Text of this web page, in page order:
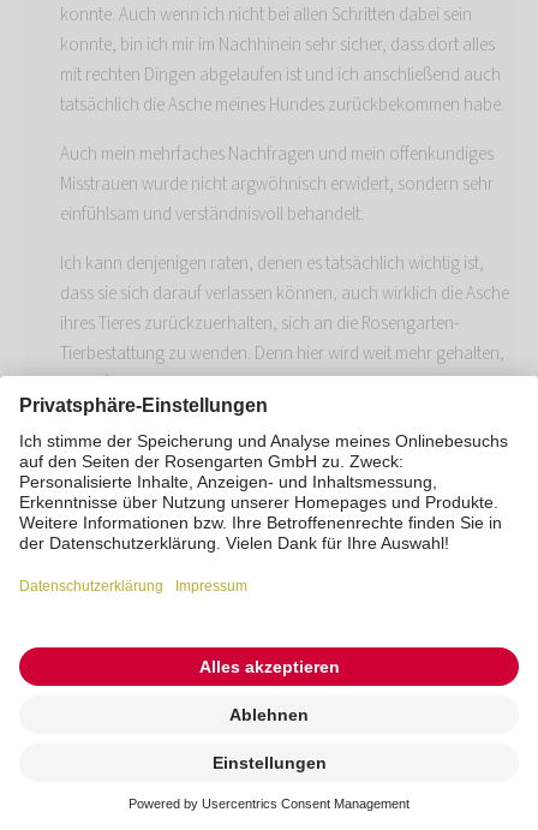
beauftragen
konnte. Auch wenn ich nicht bei allen Schritten dabei sein
konnte, bin ich mir im Nachhinein sehr sicher, dass dort alles
mit rechten Dingen abgelaufen ist und ich anschließend auch
tatsächlich die Asche meines Hundes zurückbekommen habe.
Auch mein mehrfaches Nachfragen und mein offenkundiges
Misstrauen wurde nicht argwöhnisch erwidert, sondern sehr
einfühlsam und verständnisvoll behandelt.
Ich kann denjenigen raten, denen es tatsächlich wichtig ist,
dass sie sich darauf verlassen können, auch wirklich die Asche
ihres Tieres zurückzuerhalten, sich an die Rosengarten-
Tierbestattung zu wenden. Denn hier wird weit mehr gehalten,
als auf der Webseite versprochen wird und das ist schon sehr
viel.
Maria Schustkowski am 10.03.2025
Ich möchte nur Wissen ob ein Tierbesttatter oder Krenatorium noch
verstorben ist .
Katarina am 20.04.2025